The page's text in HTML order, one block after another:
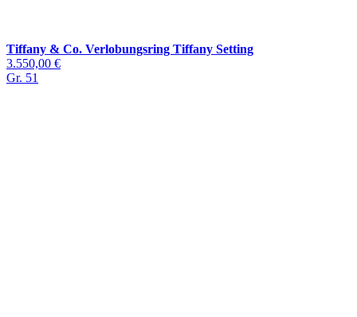
Tiffany & Co. Verlobungsring Tiffany Setting
3.550,00 €
Gr. 51